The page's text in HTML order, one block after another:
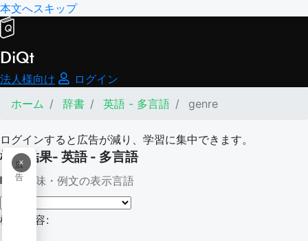
本文へスキップ
DiQt
法人様向け
ログイン
ホーム
辞書 英語 - 多言語 genre
ログインすると広告が減り、学習に集中できます。
×
広
告
検索結果- 英語 - 多言語
意味・例文の表示言語
検索内容: